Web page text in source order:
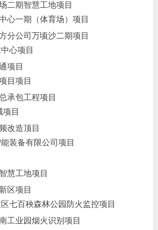
际机场二期智慧工地项目
心一期（体育场）项目
南方分公司万顷沙二期项目
心项目
智慧交通项目
目项目
街坊总承包工程项目
目
公司视频改造顶目
装备有限公司项目
机场项目
慧工地项目
山市高新区项目
七百秧森林公园防火监控项目
城南工业园烟火识别项目